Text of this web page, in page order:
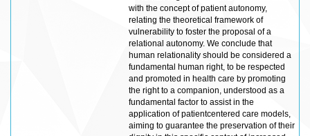
with the concept of patient autonomy,
relating the theoretical framework of
vulnerability to foster the proposal of a
relational autonomy. We conclude that
human relationality should be considered a
fundamental human right, to be respected
and promoted in health care by promoting
the right to a companion, understood as a
fundamental factor to assist in the
application of patientcentered care models,
aiming to guarantee the preservation of their